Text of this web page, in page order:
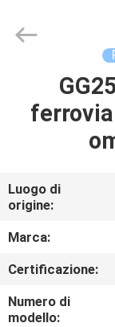
CASA.
PRODOTTI
VIDEO
SU
DI
NOI
Foundry
CO.,LTD.
Luogo di
origine:
Marca:
Certificazione:
Numero di
modello: